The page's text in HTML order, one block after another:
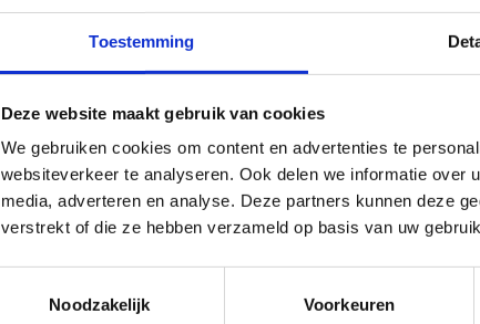
Toestemming
Deze website maakt gebruik van cookies
We gebruiken cookies om content en advertenties te
websiteverkeer te analyseren. Ook delen we informatie
media, adverteren en analyse. Deze partners kunnen deze
verstrekt of die ze hebben verzameld op basis van uw
Noodzakelijk
Voorkeuren
Leer de tekst van het Multimovelied
Liedje 'Multimove'
Het platform dat we gebruiken om deze video af te spelen
op 'Alles toestaan' of zet de 'Marketing cookies' aan en klik op
Verander cookie settings